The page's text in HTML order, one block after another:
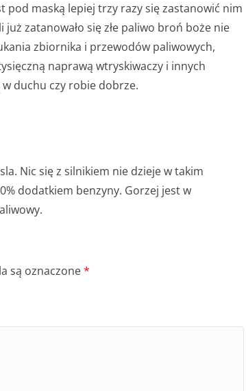
pod maską lepiej trzy razy się zastanowić nim
zatanowało się złe paliwo broń boże nie
zbiornika i przewodów paliwowych,
naprawą wtryskiwaczy i innych
duchu czy robie dobrze.
Nic się z silnikiem nie dzieje w takim
dodatkiem benzyny. Gorzej jest w
są oznaczone*